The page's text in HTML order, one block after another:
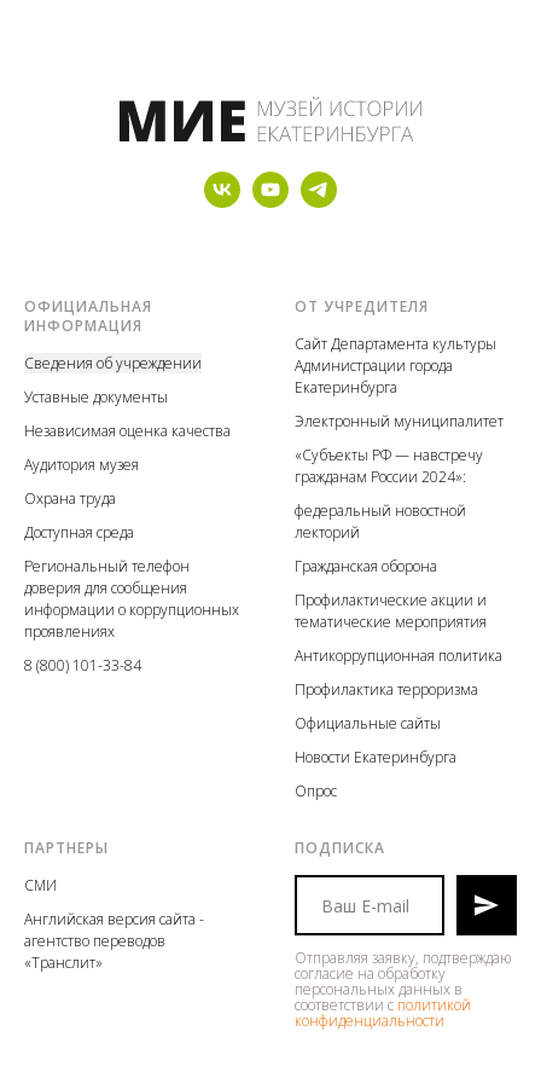
ОФИЦИАЛЬНАЯ
ИНФОРМАЦИЯ
Сведения об учреждении
Уставные документы
Независимая оценка качества
Аудитория музея
Охрана труда
Доступная среда
Региональный телефон
доверия для сообщения
информации о коррупционных
проявлениях
8 (800) 101-33-84
ОТ УЧРЕДИТЕЛЯ
Сайт Департамента культуры
Администрации города
Екатеринбурга
Электронный муниципалитет
«Субъекты РФ — навстречу
гражданам России 2024»:
федеральный новостной
лекторий
Гражданская оборона
Профилактические акции и
тематические мероприятия
Антикоррупционная политика
Профилактика терроризма
Официальные сайты
Новости Екатеринбурга
Опрос
ПАРТНЕРЫ
СМИ
Английская версия сайта -
агентство переводов
«Транслит»
ПОДПИСКА
Отправляя заявку, подтверждаю
согласие на обработку
персональных данных в
соответствии с политикой
конфиденциальности